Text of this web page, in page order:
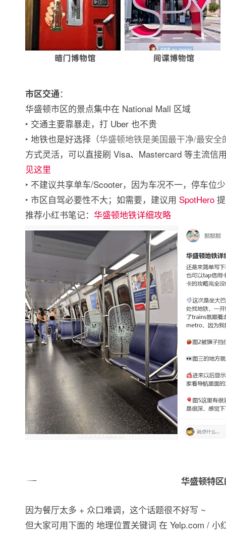
市区交通：
华盛顿市区的景点集中在 National Mall 区域
‣ 交通主要靠暴走，打 Uber 也不贵
‣ 地铁也是好选择（华盛顿地铁是美国最干净/最安全
方式灵活，可以直接刷 Visa、Mastercard 等主流信
见这里
‣ 不建议共享单车/Scooter，因为车况不一，停车位
‣ 市区自驾必要性不大；如需要，建议用 SpotHero
推荐小红书笔记： 华盛顿地铁详细攻略
华盛顿特
因为餐厅太多 + 众口难调，这个话题很不好写 ~
但大家可用下面的 地理位置关键词 在 Yelp.com / 小